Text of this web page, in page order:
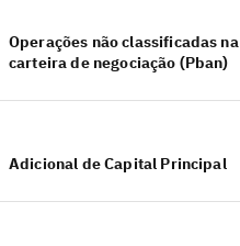
Operações não classificadas na
carteira de negociação (Pban)
Adicional de Capital Principal